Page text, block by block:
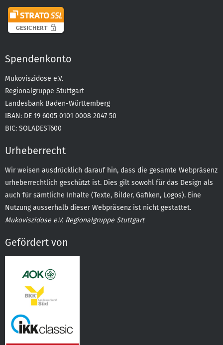
Spendenkonto
Mukoviszidose e.V.
Regionalgruppe Stuttgart
Landesbank Baden-Württemberg
IBAN: DE 19 6005 0101 0008 2047 50
BIC: SOLADEST600
Urheberrecht
Wir weisen ausdrücklich darauf hin, dass die gesamte Webpräsenz
urheberrechtlich geschützt ist. Dies gilt sowohl für das Design als
auch für sämtliche Inhalte (Texte, Bilder, Gafiken, Logos). Eine
Nutzung ausserhalb dieser Webpräsenz ist nicht gestattet.
Mukoviszidose e.V. Regionalgruppe Stuttgart
Gefördert von